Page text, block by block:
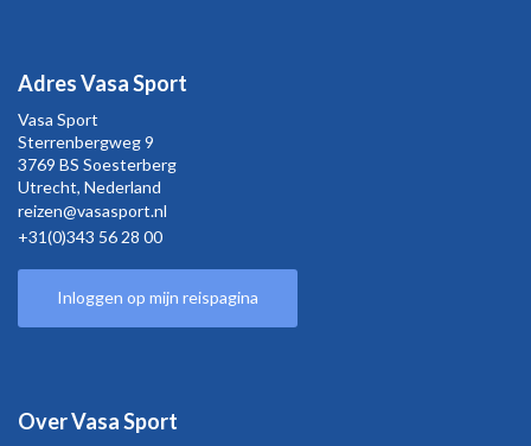
Adres Vasa Sport
Vasa Sport
Sterrenbergweg9
3769 BS Soesterberg
Utrecht, Nederland
reizen@vasasport.nl
+31(0)343 56 28 00
Inloggen op mijn reispagina
Over Vasa Sport